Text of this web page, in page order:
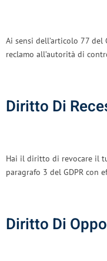
Ai sensi dell’articolo 77
reclamo all’autorità di
Diritto Di
Hai il diritto di revocare il
paragrafo 3 del GDPR con
Diritto Di